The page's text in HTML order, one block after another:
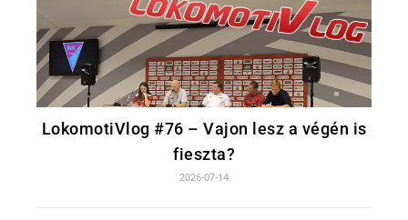
LokomotiVlog #76 – Vajon lesz a végén is
fieszta?
2026-07-14